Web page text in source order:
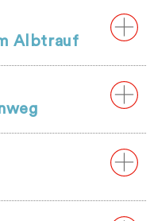
Albtrauf